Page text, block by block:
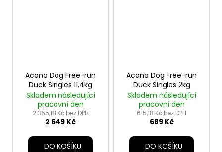
Acana Dog Free-run
Duck Singles 11,4kg
Skladem následující
pracovní den
2 365,18 Kč bez DPH
2 649 Kč
DO KOŠÍKU
Acana Dog Free-run
Duck Singles 2kg
Skladem následující
pracovní den
615,18 Kč bez DPH
689 Kč
DO KOŠÍKU